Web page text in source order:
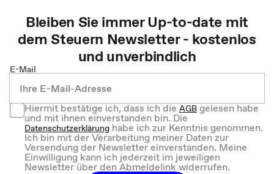
Bleiben Sie immer Up-to-date mit
demSteuern Newsletter - kostenlos
und unverbindlich
E-Mail
Hiermit bestätige ich, dass ich dieAGBgelesen habe
und mit ihnen einverstanden bin. Die
Datenschutzerklärung habe ich zur Kenntnis genommen.
Ich bin mit der Verarbeitung meiner Daten zur
Versendung der Newsletter einverstanden. Meine
Einwilligung kann ich jederzeit im jeweiligen
Newsletter über den Abmeldelink widerrufen.